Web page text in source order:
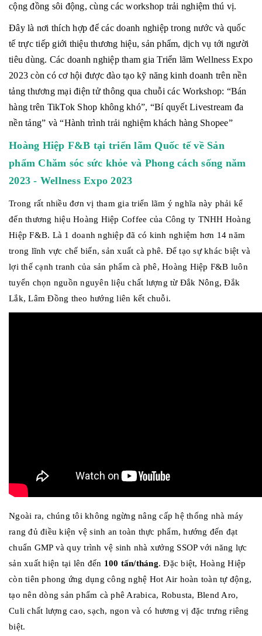
cộng đồng sôi động, cùng các workshop trải nghiệm thú vị.
Đây là nơi thích hợp để các doanh nghiệp trong nước và quốc
tế trực tiếp giới thiệu thương hiệu, sản phẩm, dịch vụ tới người
tiêu dùng. Các doanh nghiệp tham gia Triển lãm Wellness Expo
2023 còn có cơ hội được đào tạo kỹ năng kinh doanh trên nền
tảng thương mại điện tử thông qua chuỗi các Workshop: “Bán
hàng trên TikTok Shop không khó”, “Bí quyết Livestream đa
nền tảng” và “Hành trình trải nghiệm khách hàng Shopee”
Hoàng Hiệp F&B tại triển lãm Quốc tế về Sản
phẩm Chăm sóc sức khỏe và Phong cách sống năm
2023 - Wellness Expo 2023
Trong rất nhiều đơn vị tham gia triển lãm ý nghĩa này phải kể
đến thương hiệu Hoàng Hiệp Coffee của Công ty TNHH Hoàng
Hiệp F&B. Là 1 doanh nghiệp đã có kinh nghiệm hơn 14 năm
trong lĩnh vực chế biến, sản xuất cà phê. Để tạo sự khác biệt và
lợi thế cạnh tranh của sản phẩm cà phê, Hoàng Hiệp F&B luôn
tuyển chọn nguồn nguyên liệu chất lượng từ Đắk Nông, Đắk
Lắk, Lâm Đồng theo hướng liên kết chuỗi.
Ngoài ra, chúng tôi không ngừng nâng cấp hệ thống nhà máy
rang đủ điều kiện vệ sinh an toàn thực phẩm, hướng đến đạt
chuẩn GMP và quy trình vệ sinh nhà xưởng SSOP với năng lực
sản xuất hiện tại lên đến 100 tấn/tháng. Đặc biệt, Hoàng Hiệp
còn tiên phong ứng dụng công nghệ Hot Air hoàn toàn tự động,
tạo nên dòng sản phẩm cà phê Arabica, Robusta, Blend Aro,
Culi chất lượng cao, sạch, ngon và có hương vị đặc trưng riêng
biệt.